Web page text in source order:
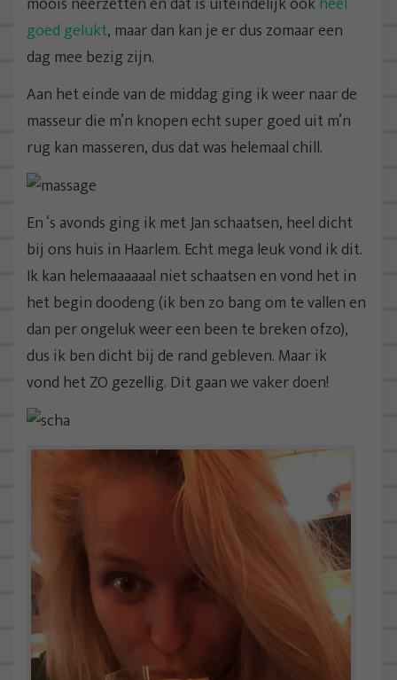
goed gelukt, maar dan kan je er dus zomaar een
dag mee bezig zijn.
Aan het einde van de middag ging ik weer naar de
masseur die m’n knopen echt super goed uit m’n
rug kan masseren, dus dat was helemaal chill.
En ‘s avonds ging ik met Jan schaatsen, heel dicht
bij ons huis in Haarlem. Echt mega leuk vond ik dit.
Ik kan helemaaaaaal niet schaatsen en vond het in
het begin doodeng (ik ben zo bang om te vallen en
dan per ongeluk weer een been te breken ofzo),
dus ik ben dicht bij de rand gebleven. Maar ik
vond het ZO gezellig. Dit gaan we vaker doen!